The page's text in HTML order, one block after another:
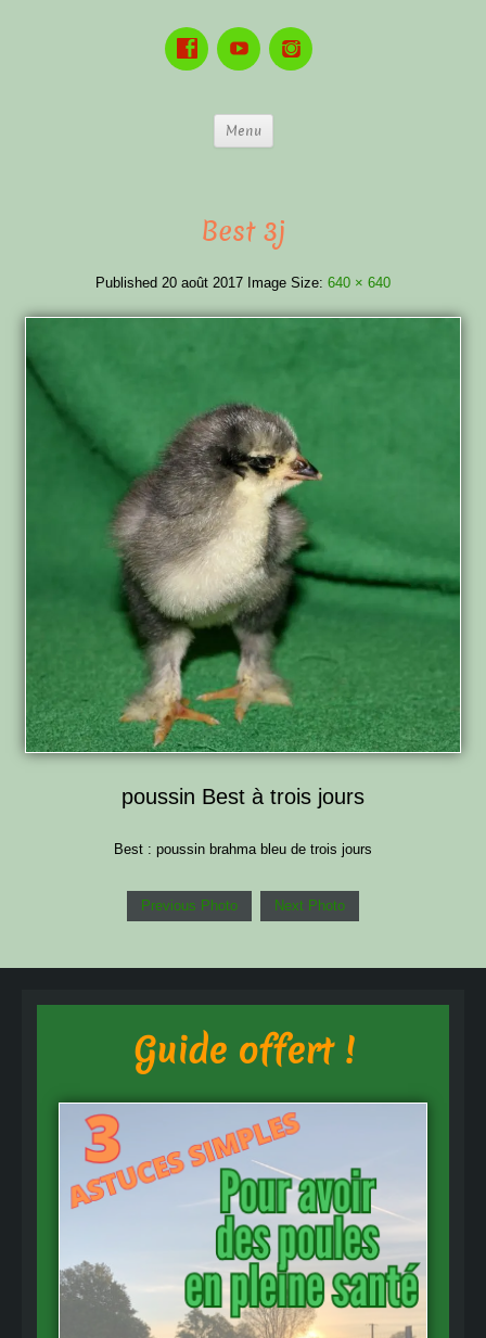
Menu
Best 3j
Published 20 août 2017 Image Size: 640 × 640
poussin Best à trois jours
Best : poussin brahma bleu de trois jours
Previous Photo Next Photo
Guide offert !